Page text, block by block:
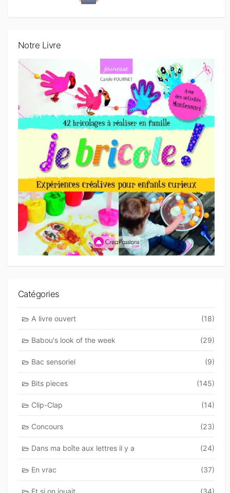
Notre Livre
Catégories
A livre ouvert (18)
Babou's look of the week (29)
Bac sensoriel (9)
Bits pieces (145)
Clip-Clap (14)
Concours (23)
Dans ma boîte aux lettres il y a (24)
En vrac (37)
Et si on jouait (34)